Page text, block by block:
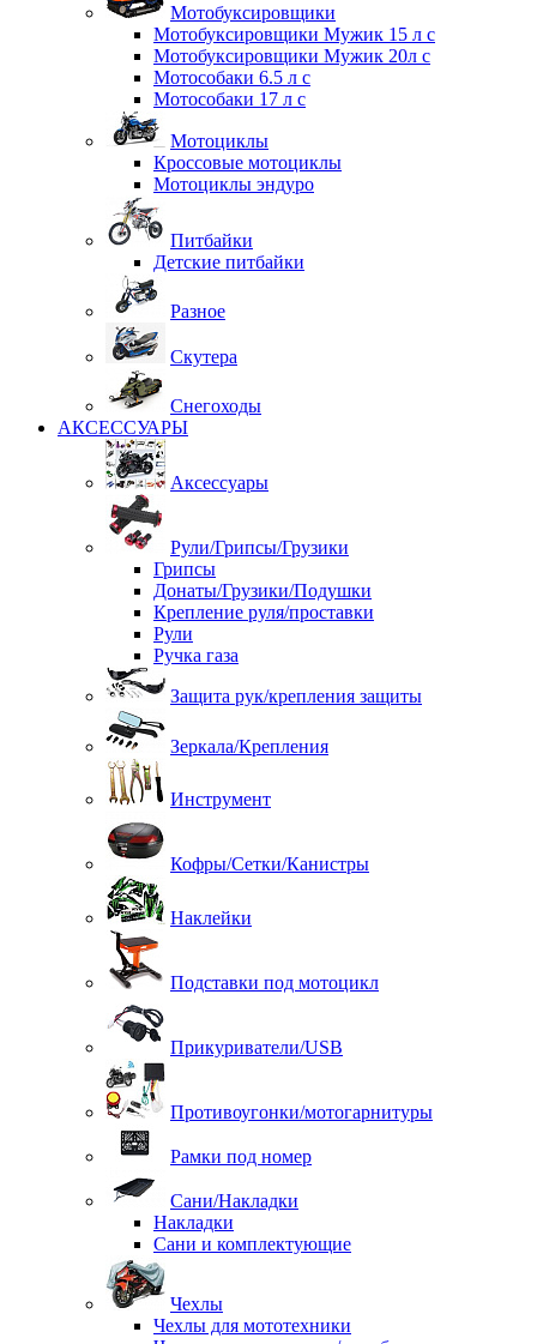
Мотобуксировщики
Мотобуксировщики Мужик 15 л с
Мотобуксировщики Мужик 20л с
Мотособаки 6.5 л с
Мотособаки 17 л с
Мотоциклы
Кроссовые мотоциклы
Мотоциклы эндуро
Питбайки
Детские питбайки
Разное
Скутера
Снегоходы
АКСЕССУАРЫ
Аксессуары
Рули/Грипсы/Грузики
Грипсы
Донаты/Грузики/Подушки
Крепление руля/проставки
Рули
Ручка газа
Защита рук/крепления защиты
Зеркала/Крепления
Инструмент
Кофры/Сетки/Канистры
Наклейки
Подставки под мотоцикл
Прикуриватели/USB
Противоугонки/мотогарнитуры
Рамки под номер
Сани/Накладки
Накладки
Сани и комплектующие
Чехлы
Чехлы для мототехники